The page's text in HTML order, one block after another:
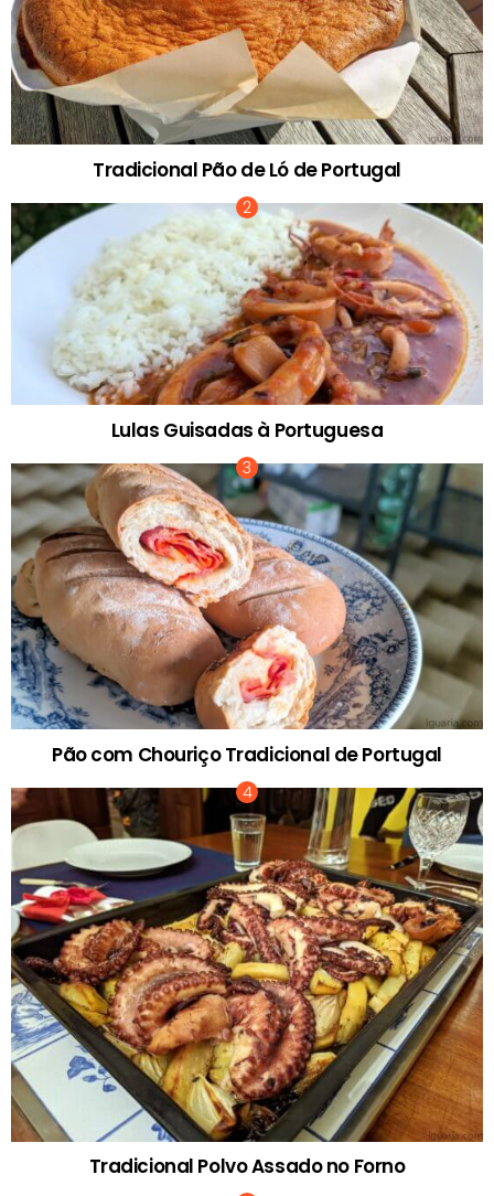
Tradicional Pão de Ló de Portugal
Lulas Guisadas à Portuguesa
Pão com Chouriço Tradicional de Portugal
Tradicional Polvo Assado no Forno